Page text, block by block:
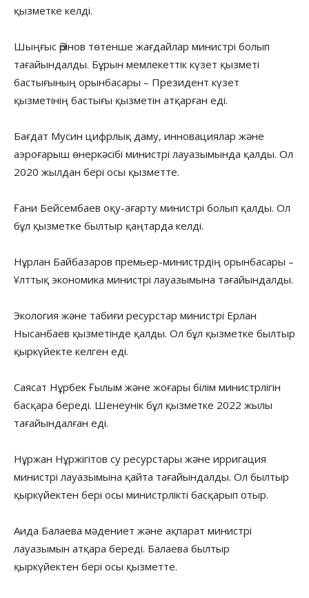
қызметке келді.
Шыңғыс Әрінов төтенше жағдайлар министрі болып
тағайындалды. Бұрын мемлекеттік күзет қызметі
бастығының орынбасары – Президент күзет
қызметінің бастығы қызметін атқарған еді.
Бағдат Мусин цифрлық даму, инновациялар және
аэроғарыш өнеркәсібі министрі лауазымында қалды. Ол
2020 жылдан бері осы қызметте.
Ғани Бейсембаев оқу-ағарту министрі болып қалды. Ол
бұл қызметке былтыр қаңтарда келді.
Нұрлан Байбазаров премьер-министрдің орынбасары –
Ұлттық экономика министрі лауазымына тағайындалды.
Экология және табиғи ресурстар министрі Ерлан
Нысанбаев қызметінде қалды. Ол бұл қызметке былтыр
қыркүйекте келген еді.
Саясат Нұрбек Ғылым және жоғары білім министрлігін
басқара береді. Шенеунік бұл қызметке 2022 жылы
тағайындалған еді.
Нұржан Нұржігітов су ресурстары және ирригация
министрі лауазымына қайта тағайындалды. Ол былтыр
қыркүйектен бері осы министрлікті басқарып отыр.
Аида Балаева мәдениет және ақпарат министрі
лауазымын атқара береді. Балаева былтыр
қыркүйектен бері осы қызметте.